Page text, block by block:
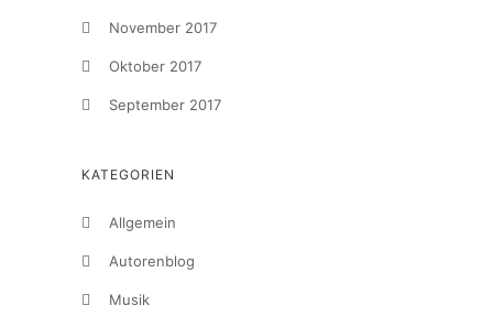
November 2017
Oktober 2017
September 2017
KATEGORIEN
Allgemein
Autorenblog
Musik